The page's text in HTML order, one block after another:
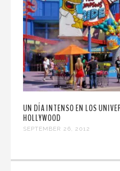
UN DÍA INTENSO EN LOS
HOLLYWOOD
SEPTEMBER 26, 2012